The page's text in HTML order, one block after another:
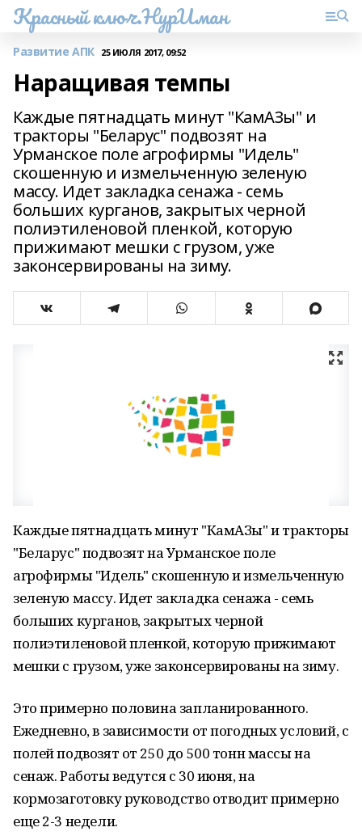
Красный ключ.НурИман
Развитие АПК 25 ИЮЛЯ 2017, 09:52
Наращивая темпы
Каждые пятнадцать минут "КамАЗы" и
тракторы "Беларус" подвозят на
Урманское поле агрофирмы "Идель"
скошенную и измельченную зеленую
массу. Идет закладка сенажа - семь
больших курганов, закрытых черной
полиэтиленовой пленкой, которую
прижимают мешки с грузом, уже
законсервированы на зиму.
Каждые пятнадцать минут "КамАЗы" и тракторы
"Беларус" подвозят на Урманское поле
агрофирмы "Идель" скошенную и измельченную
зеленую массу. Идет закладка сенажа - семь
больших курганов, закрытых черной
полиэтиленовой пленкой, которую прижимают
мешки с грузом, уже законсервированы на зиму.
Это примерно половина запланированного.
Ежедневно, в зависимости от погодных условий, с
полей подвозят от 250 до 500 тонн массы на
сенаж. Работы ведутся с 30 июня, на
кормозаготовку руководство отводит примерно
еще 2-3 недели.